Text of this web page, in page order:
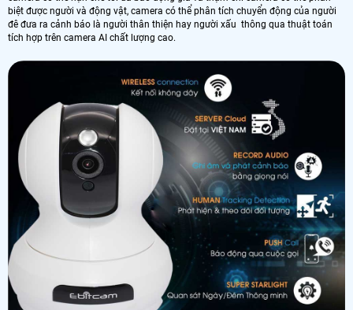
biệt được người và động vật, camera có thể phân tích chuyển động của người
đê đưa ra cảnh báo là người thân thiện hay người xấu thông qua thuật toán
tích hợp trên camera AI chất lượng cao.